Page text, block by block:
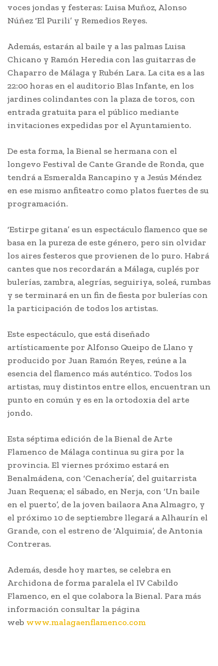
voces jondas y festeras: Luisa Muñoz, Alonso
Núñez ‘El Purili’ y Remedios Reyes.
Además, estarán al baile y a las palmas Luisa
Chicano y Ramón Heredia con las guitarras de
Chaparro de Málaga y Rubén Lara. La cita es a las
22:00 horas en el auditorio Blas Infante, en los
jardines colindantes con la plaza de toros, con
entrada gratuita para el público mediante
invitaciones expedidas por el Ayuntamiento.
De esta forma, la Bienal se hermana con el
longevo Festival de Cante Grande de Ronda, que
tendrá a Esmeralda Rancapino y a Jesús Méndez
en ese mismo anfiteatro como platos fuertes de su
programación.
‘Estirpe gitana’ es un espectáculo flamenco que se
basa en la pureza de este género, pero sin olvidar
los aires festeros que provienen de lo puro. Habrá
cantes que nos recordarán a Málaga, cuplés por
bulerías, zambra, alegrías, seguiriya, soleá, rumbas
y se terminará en un fin de fiesta por bulerías con
la participación de todos los artistas.
Este espectáculo, que está diseñado
artísticamente por Alfonso Queipo de Llano y
producido por Juan Ramón Reyes, reúne a la
esencia del flamenco más auténtico. Todos los
artistas, muy distintos entre ellos, encuentran un
punto en común y es en la ortodoxia del arte
jondo.
Esta séptima edición de la Bienal de Arte
Flamenco de Málaga continua su gira por la
provincia. El viernes próximo estará en
Benalmádena, con ‘Cenachería’, del guitarrista
Juan Requena; el sábado, en Nerja, con ‘Un baile
en el puerto’, de la joven bailaora Ana Almagro, y
el próximo 10 de septiembre llegará a Alhaurín el
Grande, con el estreno de ‘Alquimia’, de Antonia
Contreras.
Además, desde hoy martes, se celebra en
Archidona de forma paralela el IV Cabildo
Flamenco, en el que colabora la Bienal. Para más
información consultar la página
web www.malagaenflamenco.com